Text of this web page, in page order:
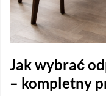
Jak wybrać
– kompletny